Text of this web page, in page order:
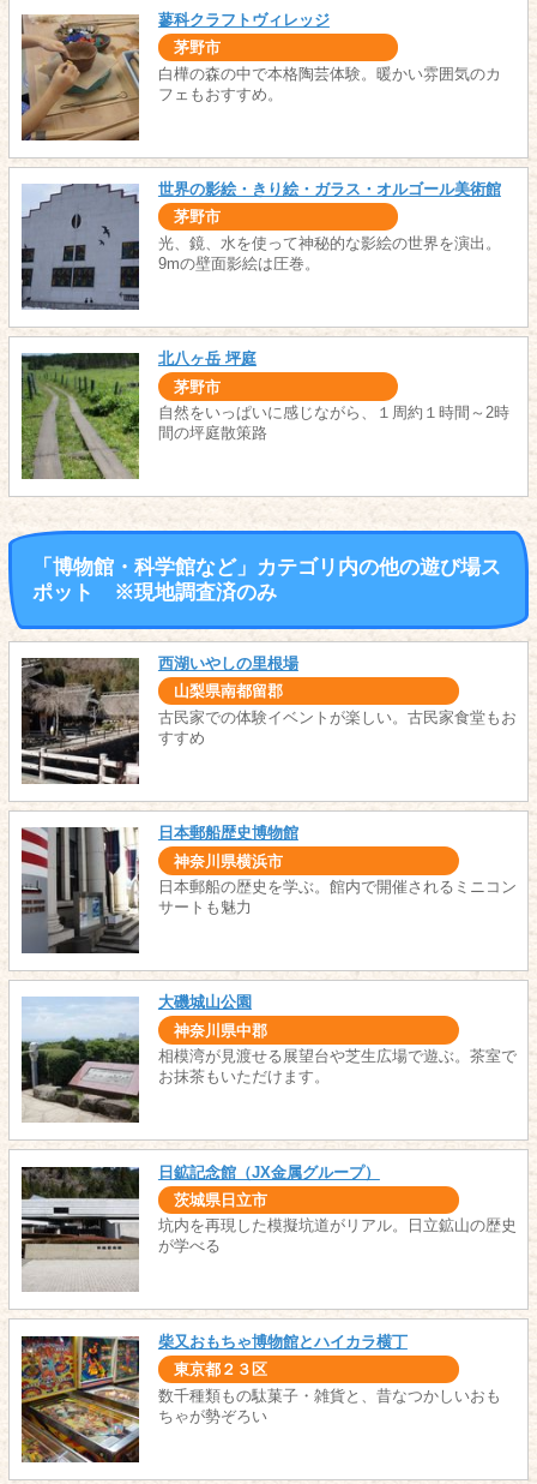
蓼科クラフトヴィレッジ
茅野市
白樺の森の中で本格陶芸体験。暖かい雰囲気のカ
フェもおすすめ。
世界の影絵・きり絵・ガラス・オルゴール美術館
茅野市
光、鏡、水を使って神秘的な影絵の世界を演出。
9mの壁面影絵は圧巻。
北八ヶ岳 坪庭
茅野市
自然をいっぱいに感じながら、１周約１時間～2時
間の坪庭散策路
「博物館・科学館など」カテゴリ内の他の遊び場ス
ポット ※現地調査済のみ
西湖いやしの里根場
山梨県南都留郡
古民家での体験イベントが楽しい。古民家食堂もお
すすめ
日本郵船歴史博物館
神奈川県横浜市
日本郵船の歴史を学ぶ。館内で開催されるミニコン
サートも魅力
大磯城山公園
神奈川県中郡
相模湾が見渡せる展望台や芝生広場で遊ぶ。茶室で
お抹茶もいただけます。
日鉱記念館（JX金属グループ）
茨城県日立市
坑内を再現した模擬坑道がリアル。日立鉱山の歴史
が学べる
柴又おもちゃ博物館とハイカラ横丁
東京都２３区
数千種類もの駄菓子・雑貨と、昔なつかしいおも
ちゃが勢ぞろい